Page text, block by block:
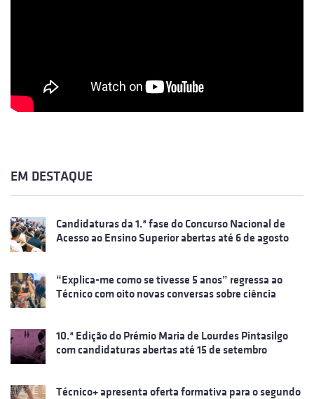
EM DESTAQUE
Candidaturas da 1.ª fase do Concurso Nacional de
Acesso ao Ensino Superior abertas até 6 de agosto
“Explica-me como se tivesse 5 anos” regressa ao
Técnico com oito novas conversas sobre ciência
10.ª Edição do Prémio Maria de Lourdes Pintasilgo
com candidaturas abertas até 15 de setembro
Técnico+ apresenta oferta formativa para o segundo